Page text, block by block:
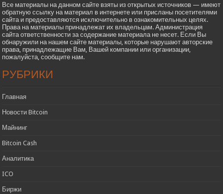
Все материалы на данном сайте взяты из открытых источников — имеют
обратную ссылку на материал в интернете или присланы посетителями
сайта и предоставляются исключительно в ознакомительных целях.
Права на материалы принадлежат их владельцам. Администрация
сайта ответственности за содержание материала не несет. Если Вы
обнаружили на нашем сайте материалы, которые нарушают авторские
права, принадлежащие Вам, Вашей компании или организации,
пожалуйста, сообщите нам.
РУБРИКИ
Главная
Новости Bitcoin
Майнинг
Bitcoin Cash
Аналитика
ICO
Биржи